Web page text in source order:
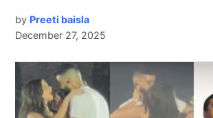
by Preeti baisla
December 27, 2025